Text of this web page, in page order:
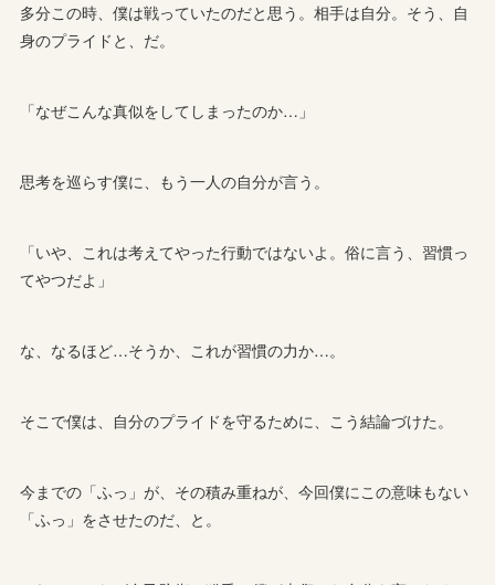
多分この時、僕は戦っていたのだと思う。相手は自分。そう、自
身のプライドと、だ。
「なぜこんな真似をしてしまったのか…」
思考を巡らす僕に、もう一人の自分が言う。
「いや、これは考えてやった行動ではないよ。俗に言う、習慣っ
てやつだよ」
な、なるほど…そうか、これが習慣の力か…。
そこで僕は、自分のプライドを守るために、こう結論づけた。
今までの「ふっ」が、その積み重ねが、今回僕にこの意味もない
「ふっ」をさせたのだ、と。